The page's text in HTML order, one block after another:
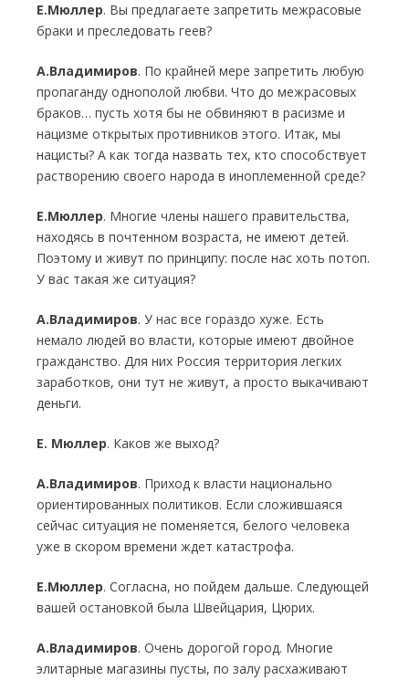
Е.Мюллер. Вы предлагаете запретить межрасовые
браки и преследовать геев?
А.Владимиров. По крайней мере запретить любую
пропаганду однополой любви. Что до межрасовых
браков… пусть хотя бы не обвиняют в расизме и
нацизме открытых противников этого. Итак, мы
нацисты? А как тогда назвать тех, кто способствует
растворению своего народа в иноплеменной среде?
Е.Мюллер. Многие члены нашего правительства,
находясь в почтенном возраста, не имеют детей.
Поэтому и живут по принципу: после нас хоть потоп.
У вас такая же ситуация?
А.Владимиров. У нас все гораздо хуже. Есть
немало людей во власти, которые имеют двойное
гражданство. Для них Россия территория легких
заработков, они тут не живут, а просто выкачивают
деньги.
Е. Мюллер. Каков же выход?
А.Владимиров. Приход к власти национально
ориентированных политиков. Если сложившаяся
сейчас ситуация не поменяется, белого человека
уже в скором времени ждет катастрофа.
Е.Мюллер. Согласна, но пойдем дальше. Следующей
вашей остановкой была Швейцария, Цюрих.
А.Владимиров. Очень дорогой город. Многие
элитарные магазины пусты, по залу расхаживают